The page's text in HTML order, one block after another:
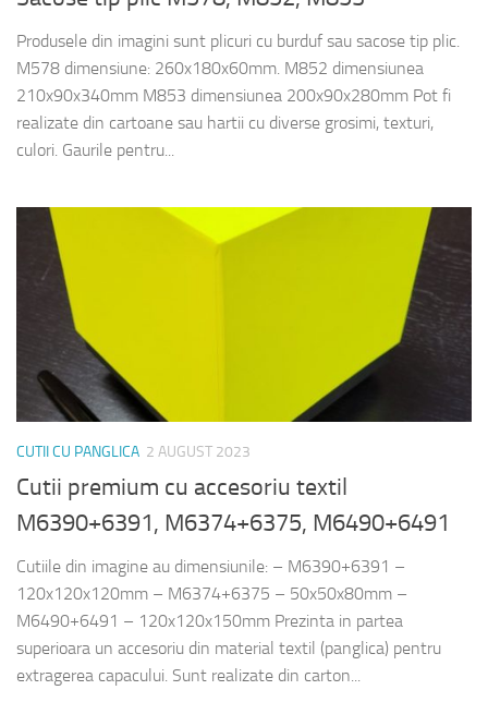
Produsele din imagini sunt plicuri cu burduf sau sacose tip plic.
M578 dimensiune: 260x180x60mm. M852 dimensiunea
210x90x340mm M853 dimensiunea 200x90x280mm Pot fi
realizate din cartoane sau hartii cu diverse grosimi, texturi,
culori. Gaurile pentru...
CUTII CU PANGLICA 2 AUGUST 2023
Cutii premium cu accesoriu textil
M6390+6391, M6374+6375, M6490+6491
Cutiile din imagine au dimensiunile: – M6390+6391 –
120x120x120mm – M6374+6375 – 50x50x80mm –
M6490+6491 – 120x120x150mm Prezinta in partea
superioara un accesoriu din material textil (panglica) pentru
extragerea capacului. Sunt realizate din carton...